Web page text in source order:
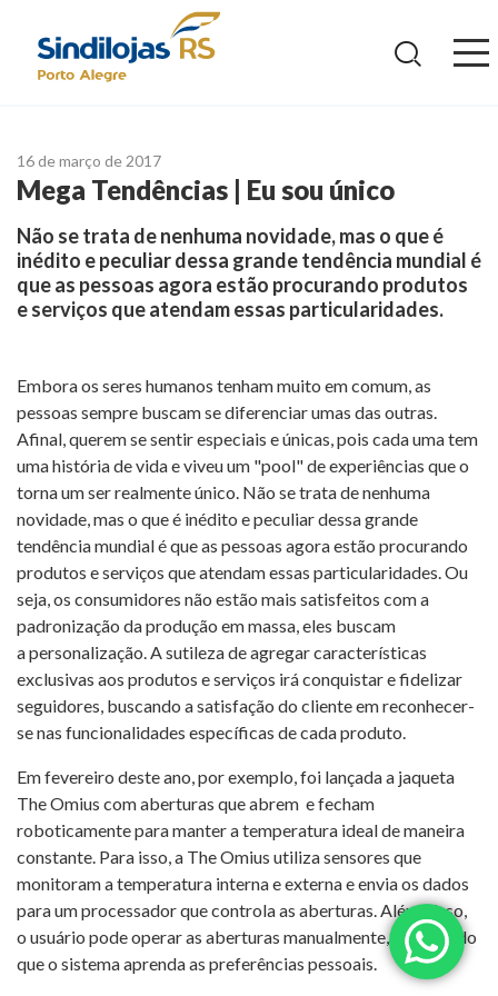
16 de março de 2017
Mega Tendências | Eu sou único
Não se trata de nenhuma novidade, mas o que é
inédito e peculiar dessa grande tendência mundial é
que as pessoas agora estão procurando produtos
e serviços que atendam essas particularidades.
Embora os seres humanos tenham muito em comum, as
pessoas sempre buscam se diferenciar umas das outras.
Afinal, querem se sentir especiais e únicas, pois cada uma tem
uma história de vida e viveu um "pool" de experiências que o
torna um ser realmente único. Não se trata de nenhuma
novidade, mas o que é inédito e peculiar dessa grande
tendência mundial é que as pessoas agora estão procurando
produtos e serviços que atendam essas particularidades. Ou
seja, os consumidores não estão mais satisfeitos com a
padronização da produção em massa, eles buscam
a personalização. A sutileza de agregar características
exclusivas aos produtos e serviços irá conquistar e fidelizar
seguidores, buscando a satisfação do cliente em reconhecer-
se nas funcionalidades específicas de cada produto.
Em fevereiro deste ano, por exemplo, foi lançada a jaqueta
The Omius com aberturas que abrem e fecham
roboticamente para manter a temperatura ideal de maneira
constante. Para isso, a The Omius utiliza sensores que
monitoram a temperatura interna e externa e envia os dados
para um processador que controla as aberturas. Além disso,
o usuário pode operar as aberturas manualmente, permitindo
que o sistema aprenda as preferências pessoais.